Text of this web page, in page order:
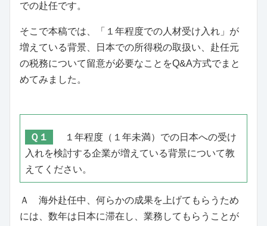
での赴任です。
そこで本稿では、「１年程度での人材受け入れ」が
増えている背景、日本での所得税の取扱い、赴任元
の税務について留意が必要なことをQ&A方式でまと
めてみました。
Ｑ１
１年程度（１年未満）での日本への受け
入れを検討する企業が増えている背景について教
えてください。
Ａ 海外赴任中、何らかの成果を上げてもらうため
には、数年は日本に滞在し、業務してもらうことが